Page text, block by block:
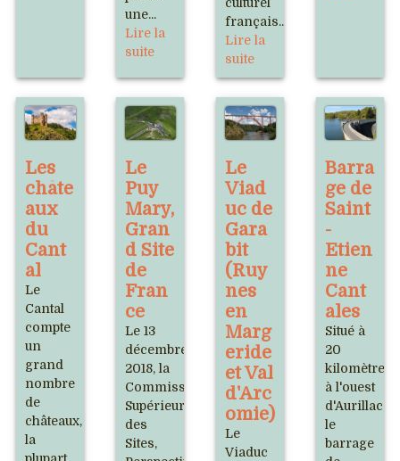
une...
Lire la
suite
français...
Lire la
suite
Les
châte
aux
du
Cant
al
Le
Cantal
compte
un
grand
nombre
de
châteaux,
la
Le
Puy
Mary,
Gran
d Site
de
Fran
ce
Le 13
décembre
2018, la
Commission
Supérieure
des
Sites,
Le
Viad
uc de
Gara
bit
(Ruy
nes
en
Marg
eride
et Val
d'Arc
omie)
Le
Viaduc
Barra
ge de
Saint
-
Etien
ne
Cant
ales
Situé à
20
kilomètres
à l'ouest
d'Aurillac,
le
barrage